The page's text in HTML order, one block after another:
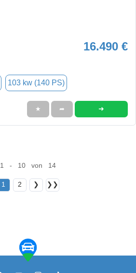
16.490 €
103 kw (140 PS)
★ ➦ ➜
1 - 10 von 14
1 2 ❯ ❯❯